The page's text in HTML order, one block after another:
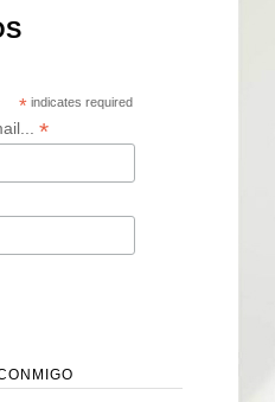
* indicates required
*